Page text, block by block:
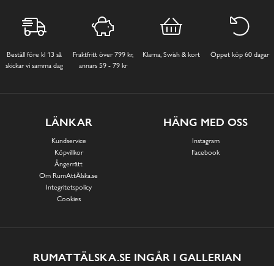
Beställ före kl 13 så
skickar vi samma dag
Fraktfritt över 799 kr,
annars 59 - 79 kr
Klarna, Swish & kort Öppet köp 60 dagar
LÄNKAR
Kundservice
Köpvillkor
Ångerrätt
Om RumAttÄlska.se
Integritetspolicy
Cookies
HÄNG MED OSS
Instagram
Facebook
RUMATTÄLSKA.SE INGÅR I GALLERIAN